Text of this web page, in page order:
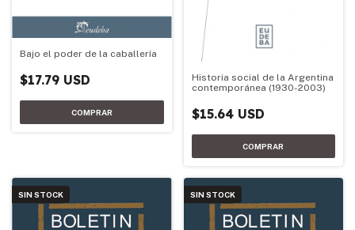
Bajo el poder de la caballería
$17.79 USD
Historia social de la Argentina
contemporánea (1930-2003)
$15.64 USD
SIN STOCK SIN STOCK